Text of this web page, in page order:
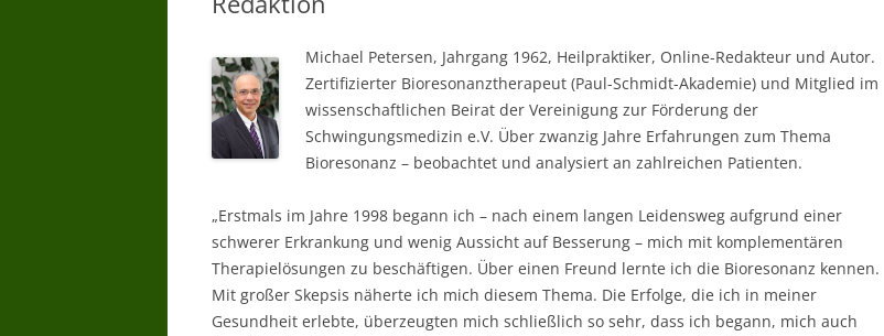
WER DARF
BIORESONANZTHERAPIE ANBIETEN
– WER DARF ANWENDEN
BIORESONANZ WER HAT
BIORESONANZ WAS WIRD
GEMACHT –
BIORESONANZTHERAPIE WIE
LANGE
FORTBILDUNG
Michael Petersen, Jahrgang 1962, Heilpraktiker, Online-Redakteur und Autor.
Zertifizierter Bioresonanztherapeut (Paul-Schmidt-Akademie) und Mitglied im
wissenschaftlichen Beirat der Vereinigung zur Förderung der
Schwingungsmedizin e.V. Über zwanzig Jahre Erfahrungen zum Thema
Bioresonanz – beobachtet und analysiert an zahlreichen Patienten.
„Erstmals im Jahre 1998 begann ich – nach einem langen Leidensweg aufgrund einer
schwerer Erkrankung und wenig Aussicht auf Besserung – mich mit komplementären
Therapielösungen zu beschäftigen. Über einen Freund lernte ich die Bioresonanz kennen.
Mit großer Skepsis näherte ich mich diesem Thema. Die Erfolge, die ich in meiner
Gesundheit erlebte, überzeugten mich schließlich so sehr, dass ich begann, mich auch